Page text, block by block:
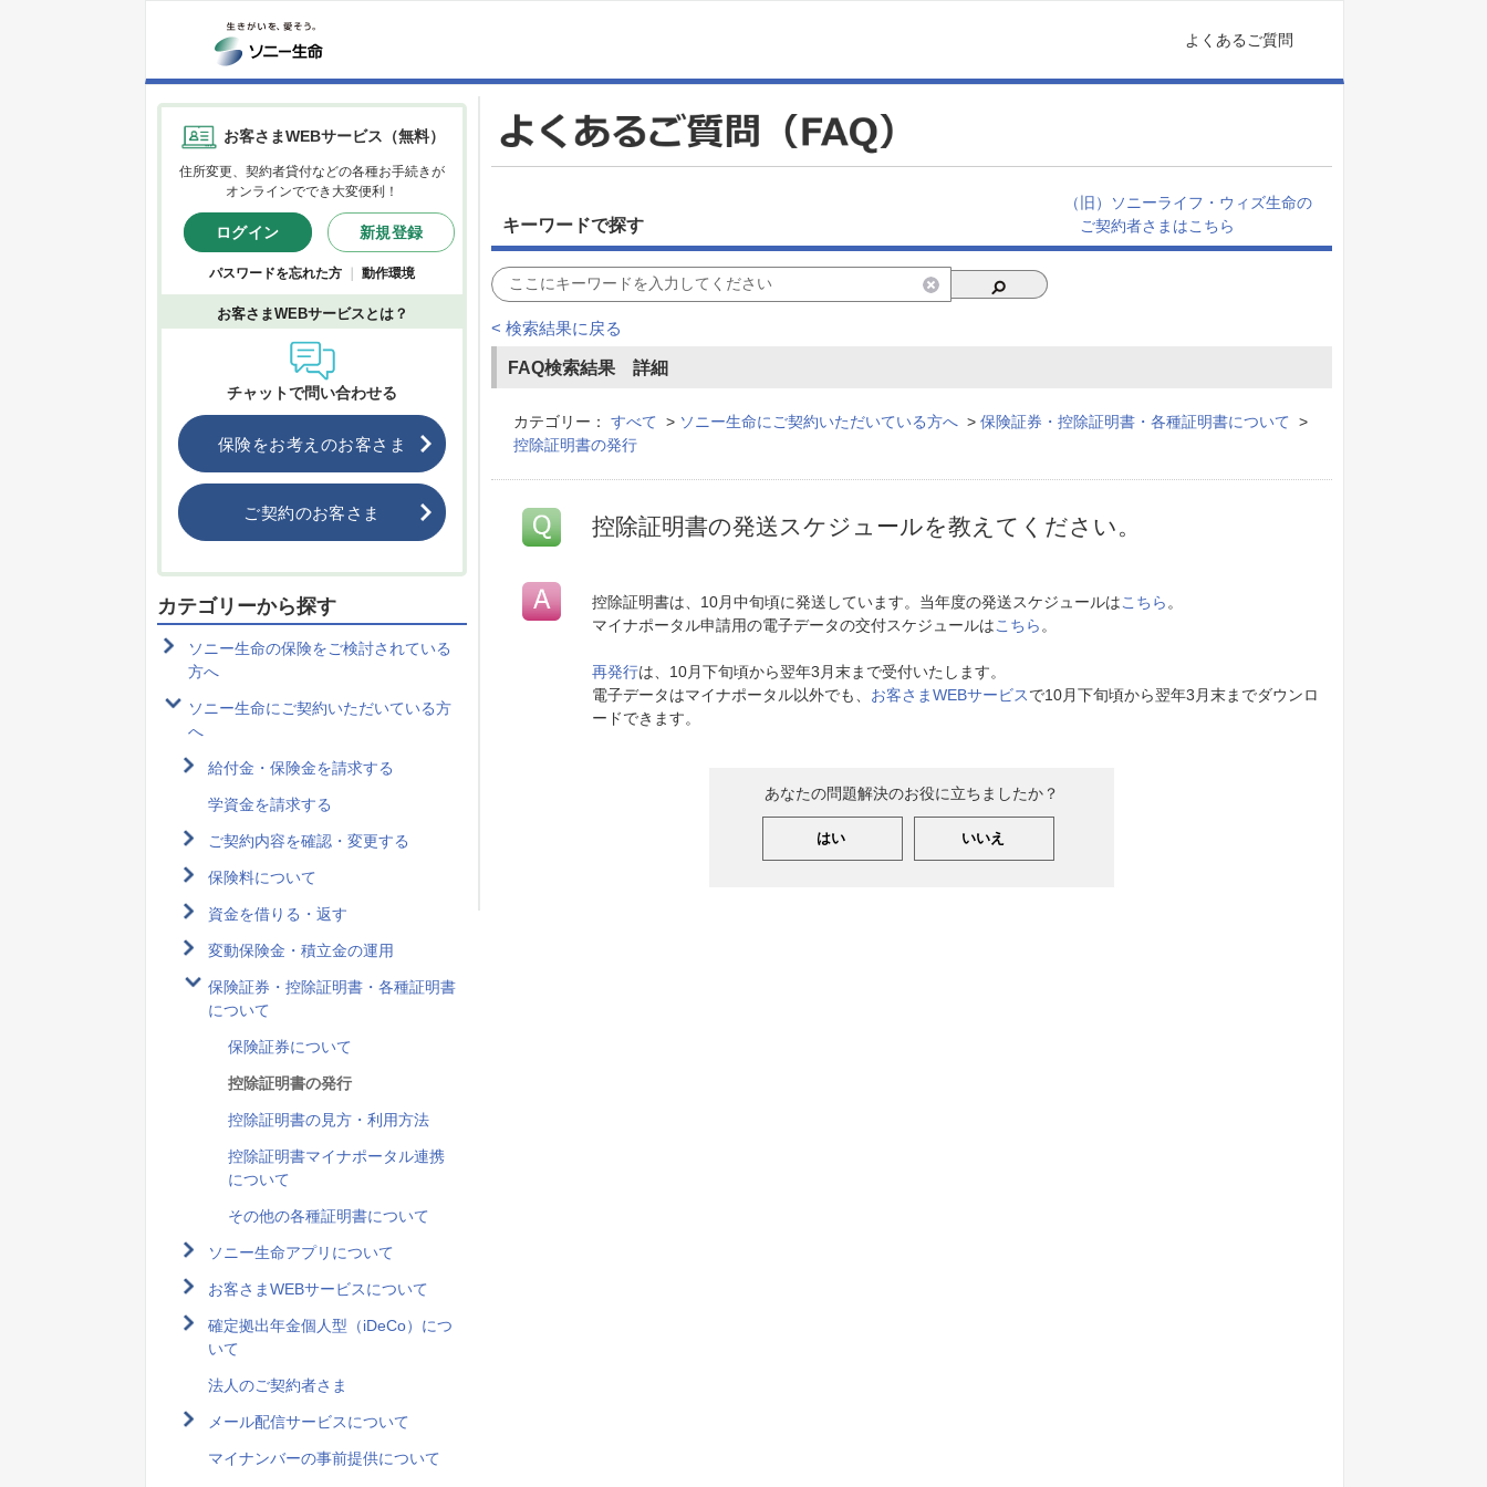
よくあるご質問
お客さまWEBサービス（無料）
住所変更、契約者貸付などの各種お手続きが
オンラインででき大変便利！
ログイン 新規登録
パスワードを忘れた方 動作環境
お客さまWEBサービスとは？
チャットで問い合わせる
保険をお考えのお客さま
ご契約のお客さま
カテゴリーから探す
ソニー生命の保険をご検討されている
方へ
ソニー生命にご契約いただいている方
へ
給付金・保険金を請求する
学資金を請求する
ご契約内容を確認・変更する
保険料について
資金を借りる・返す
変動保険金・積立金の運用
保険証券・控除証明書・各種証明書
について
保険証券について
控除証明書の発行
控除証明書の見方・利用方法
控除証明書マイナポータル連携
について
その他の各種証明書について
ソニー生命アプリについて
お客さまWEBサービスについて
確定拠出年金個人型（iDeCo）につ
いて
法人のご契約者さま
メール配信サービスについて
マイナンバーの事前提供について
キーワードで探す
（旧）ソニーライフ・ウィズ生命の
ご契約者さまはこちら
< 検索結果に戻る
FAQ検索結果 詳細
カテゴリー： すべて > ソニー生命にご契約いただいている方へ > 保険証券・控除証明書・各種証明書について
>
控除証明書の発行
控除証明書の発送スケジュールを教えてください。
控除証明書は、10月中旬頃に発送しています。当年度の発送スケジュールはこちら。
マイナポータル申請用の電子データの交付スケジュールはこちら。
再発行は、10月下旬頃から翌年3月末まで受付いたします。
電子データはマイナポータル以外でも、 お客さまWEBサービスで10月下旬頃から翌年3月末までダウンロ
ードできます。
あなたの問題解決のお役に立ちましたか？